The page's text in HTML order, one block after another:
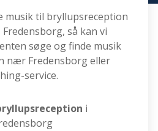
musik til bryllupsreception
så kan vi
søge og finde musik
nær Fredensborg eller
service.
i